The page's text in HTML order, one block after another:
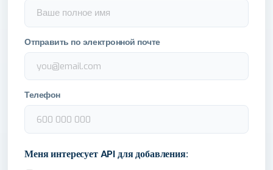
Отправить по электронной почте
Телефон
Меня интересует API для добавления: